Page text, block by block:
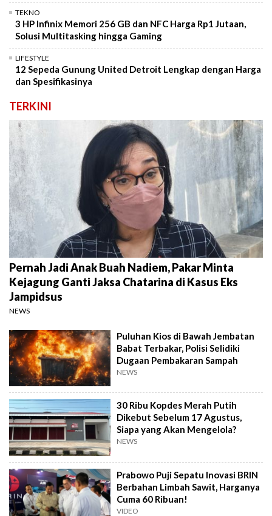
TEKNO
3 HP Infinix Memori 256 GB dan NFC Harga Rp1 Jutaan,
Solusi Multitasking hingga Gaming
LIFESTYLE
12 Sepeda Gunung United Detroit Lengkap dengan Harga
dan Spesifikasinya
TERKINI
Pernah Jadi Anak Buah Nadiem, Pakar Minta
Kejagung Ganti Jaksa Chatarina di Kasus Eks
Jampidsus
NEWS
Puluhan Kios di Bawah Jembatan
Babat Terbakar, Polisi Selidiki
Dugaan Pembakaran Sampah
NEWS
30 Ribu Kopdes Merah Putih
Dikebut Sebelum 17 Agustus,
Siapa yang Akan Mengelola?
NEWS
Prabowo Puji Sepatu Inovasi BRIN
Berbahan Limbah Sawit, Harganya
Cuma 60 Ribuan!
VIDEO